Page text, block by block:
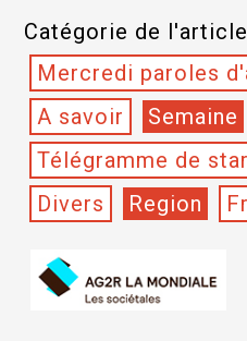
Catégorie de
Mercredi paroles
A savoir
Semaine
Télégramme de
Divers
Region